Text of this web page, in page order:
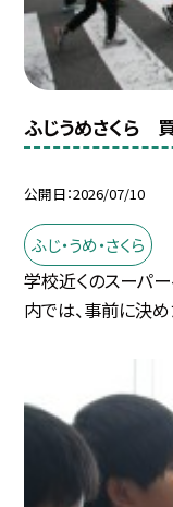
ふじうめさくら
公開日 2026/07/10
ふじ・うめ・さくら
学校近くのスーパ
内では、事前に決